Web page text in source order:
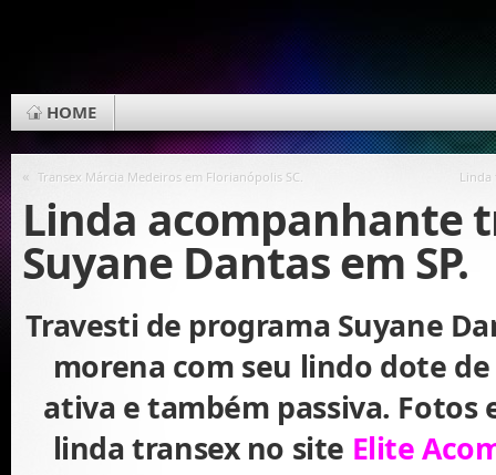
HOME
« Transex Márcia Medeiros em Florianópolis SC. Linda
Linda acompanhante
Suyane Dantas em SP.
Travesti de programa Suyane
morena com seu lindo dote
ativa e também passiva. Fotos
linda transex no site Elite